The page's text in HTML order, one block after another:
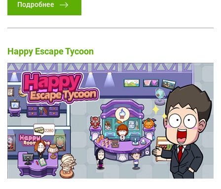
Подробнее
Happy Escape Tycoon